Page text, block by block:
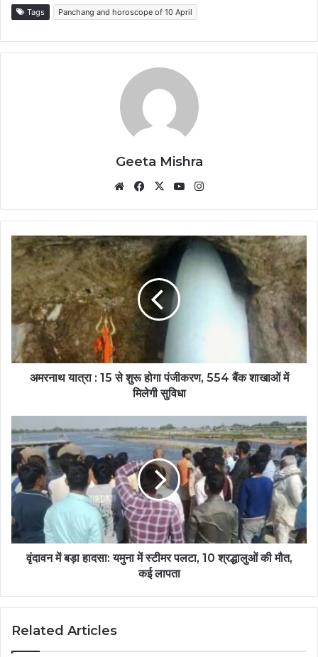
Tags Panchang and horoscope of 10 April
Geeta Mishra
WebsiteFacebook
X YouTube
अमरनाथ यात्रा : 15 से शुरू होगा पंजीकरण, 554 बैंक शाखाओं में
मिलेगी सुविधा
वृंदावन में बड़ा हादसा: यमुना में स्टीमर पलटा, 10 श्रद्धालुओं की मौत,
कई लापता
Related Articles